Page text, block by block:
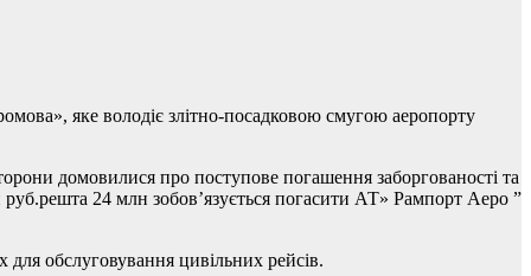
яке володіє злітно-посадковою смугою аеропорту
домовилися про поступове погашення заборгованості та
24 млн зобов’язується погасити АТ» Рампорт Аеро ”
обслуговування цивільних рейсів.